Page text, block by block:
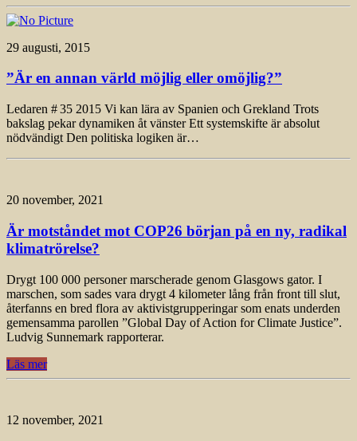
29 augusti, 2015
”Är en annan värld möjlig eller omöjlig?”
Ledaren # 35 2015 Vi kan lära av Spanien och Grekland Trots
bakslag pekar dynamiken åt vänster Ett systemskifte är absolut
nödvändigt Den politiska logiken är…
20 november, 2021
Är motståndet mot COP26 början på en ny, radikal
klimatrörelse?
Drygt 100 000 personer marscherade genom Glasgows gator. I
marschen, som sades vara drygt 4 kilometer lång från front till slut,
återfanns en bred flora av aktivistgrupperingar som enats underden
gemensamma parollen ”Global Day of Action for Climate Justice”.
Ludvig Sunnemark rapporterar.
Läs mer
12 november, 2021